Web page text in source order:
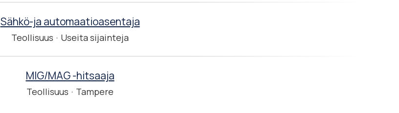
Sähkö-ja automaatioasentaja
Teollisuus · Useita sijainteja
MIG/MAG -hitsaaja
Teollisuus · Tampere